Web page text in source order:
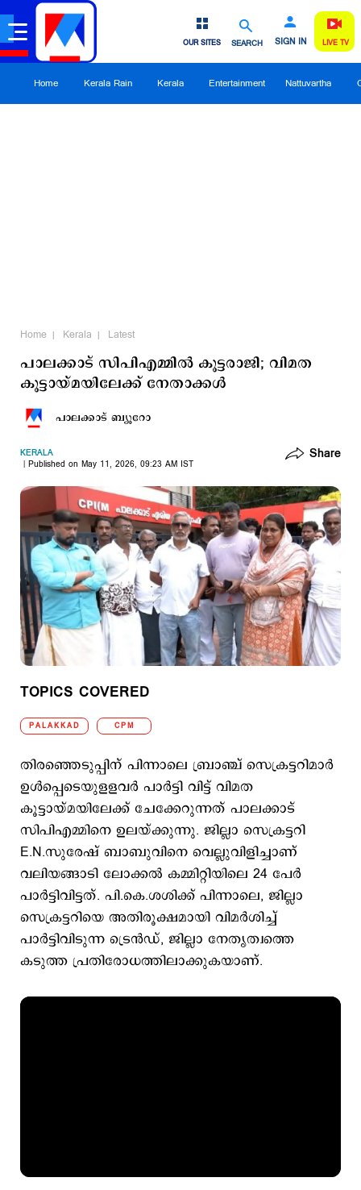
SEARCH SIGN IN
OUR SITES LIVE TV
Home Kerala Rain Kerala Entertainment Nattuvartha
Home Kerala Latest
പാലക്കാട് സിപിഎമ്മിൽ കൂട്ടരാജി; വിമത
കൂട്ടായ്മയിലേക്ക് നേതാക്കൾ
പാലക്കാട് ബ്യൂറോ
KERALA
Published on May 11, 2026, 09:23 AM IST
Share
TOPICS COVERED
PALAKKAD CPM
തിരഞ്ഞെടുപ്പിന് പിന്നാലെ ബ്രാഞ്ച് സെക്രട്ടറിമാർ
ഉൾപ്പെടെയുളളവർ പാർട്ടി വിട്ട് വിമത
കൂട്ടായ്മയിലേക്ക് ചേക്കേറുന്നത് പാലക്കാട്
സിപിഎമ്മിനെ ഉലയ്ക്കുന്നു. ജില്ലാ സെക്രട്ടറി
E.N.സുരേഷ് ബാബുവിനെ വെല്ലുവിളിച്ചാണ്
വലിയങ്ങാടി ലോക്കൽ കമ്മിറ്റിയിലെ 24 പേർ
പാർട്ടിവിട്ടത്. പി.കെ.ശശിക്ക് പിന്നാലെ, ജില്ലാ
സെക്രട്ടറിയെ അതിരൂക്ഷമായി വിമർശിച്ച്
പാർട്ടിവിടുന്ന ട്രെൻഡ്, ജില്ലാ നേതൃത്വത്തെ
കടുത്ത പ്രതിരോധത്തിലാക്കുകയാണ്.